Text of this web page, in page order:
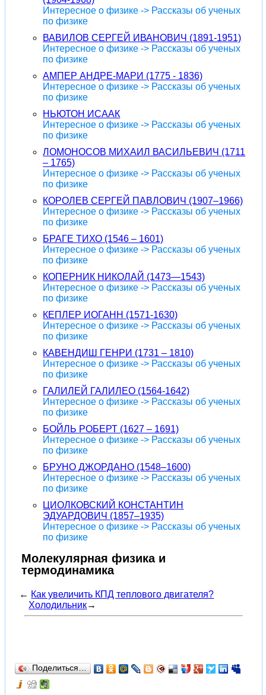
Интересное о физике -> Рассказы об ученых
по физике
ВАВИЛОВ СЕРГЕЙ ИВАНОВИЧ (1891-1951)
Интересное о физике -> Рассказы об ученых
по физике
АМПЕР АНДРЕ-МАРИ (1775 - 1836)
Интересное о физике -> Рассказы об ученых
по физике
НЬЮТОН ИСААК
Интересное о физике -> Рассказы об ученых
по физике
ЛОМОНОСОВ МИХАИЛ ВАСИЛЬЕВИЧ (1711
– 1765)
Интересное о физике -> Рассказы об ученых
по физике
КОРОЛЕВ СЕРГЕЙ ПАВЛОВИЧ (1907–1966)
Интересное о физике -> Рассказы об ученых
по физике
БРАГЕ ТИХО (1546 – 1601)
Интересное о физике -> Рассказы об ученых
по физике
КОПЕРНИК НИКОЛАЙ (1473—1543)
Интересное о физике -> Рассказы об ученых
по физике
КЕПЛЕР ИОГАНН (1571-1630)
Интересное о физике -> Рассказы об ученых
по физике
КАВЕНДИШ ГЕНРИ (1731 – 1810)
Интересное о физике -> Рассказы об ученых
по физике
ГАЛИЛЕЙ ГАЛИЛЕО (1564-1642)
Интересное о физике -> Рассказы об ученых
по физике
БОЙЛЬ РОБЕРТ (1627 – 1691)
Интересное о физике -> Рассказы об ученых
по физике
БРУНО ДЖОРДАНО (1548–1600)
Интересное о физике -> Рассказы об ученых
по физике
ЦИОЛКОВСКИЙ КОНСТАНТИН
ЭДУАРДОВИЧ (1857–1935)
Интересное о физике -> Рассказы об ученых
по физике
Молекулярная физика и
термодинамика
← Как увеличить КПД теплового двигателя?
Холодильник→
Поделиться…